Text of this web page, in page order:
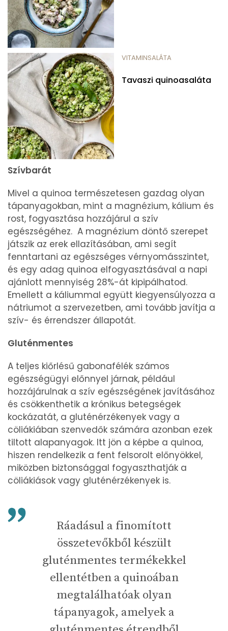
VITAMINSALÁTA
Tavaszi quinoasaláta
Szívbarát
Mivel a quinoa természetesen gazdag olyan
tápanyagokban, mint a magnézium, kálium és
rost, fogyasztása hozzájárul a szív
egészségéhez. A magnézium döntő szerepet
játszik az erek ellazításában, ami segít
fenntartani az egészséges vérnyomásszintet,
és egy adag quinoa elfogyasztásával a napi
ajánlott mennyiség 28%-át kipipálhatod.
Emellett a káliummal együtt kiegyensúlyozza a
nátriumot a szervezetben, ami tovább javítja a
szív- és érrendszer állapotát.
Gluténmentes
A teljes kiőrlésű gabonafélék számos
egészségügyi előnnyel járnak, például
hozzájárulnak a szív egészségének javításához
és csökkenthetik a krónikus betegségek
kockázatát, a gluténérzékenyek vagy a
cöliákiában szenvedők számára azonban ezek
tiltott alapanyagok. Itt jön a képbe a quinoa,
hiszen rendelkezik a fent felsorolt előnyökkel,
miközben biztonsággal fogyaszthatják a
cöliákiások vagy gluténérzékenyek is.
Ráadásul a finomított
összetevőkből készült
gluténmentes termékekkel
ellentétben a quinoában
megtalálhatóak olyan
tápanyagok, amelyek a